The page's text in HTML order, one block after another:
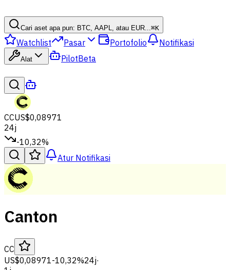
Cari aset apa pun: BTC, AAPL, atau EUR...⌘K
Watchlist Pasar Portofolio Notifikasi
Alat PilotBeta
CCUS$0,08971
24j
-10,32%
Atur Notifikasi
Canton
CC
US$0,08971-10,32%24j·